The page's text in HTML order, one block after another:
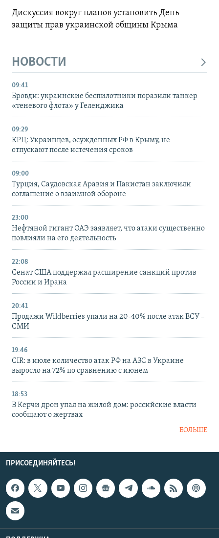
Дискуссия вокруг планов установить День
защиты прав украинской общины Крыма
НОВОСТИ
09:41
Бровди: украинские беспилотники поразили танкер
«теневого флота» у Геленджика
09:29
КРЦ: Украинцев, осужденных РФ в Крыму, не
отпускают после истечения сроков
09:00
Турция, Саудовская Аравия и Пакистан заключили
соглашение о взаимной обороне
23:00
Нефтяной гигант ОАЭ заявляет, что атаки существенно
повлияли на его деятельность
22:08
Сенат США поддержал расширение санкций против
России и Ирана
20:41
Продажи Wildberries упали на 20-40% после атак ВСУ –
СМИ
19:46
CIR: в июле количество атак РФ на АЗС в Украине
выросло на 72% по сравнению с июнем
18:53
В Керчи дрон упал на жилой дом: российские власти
сообщают о жертвах
БОЛЬШЕ
ПРИСОЕДИНЯЙТЕСЬ!